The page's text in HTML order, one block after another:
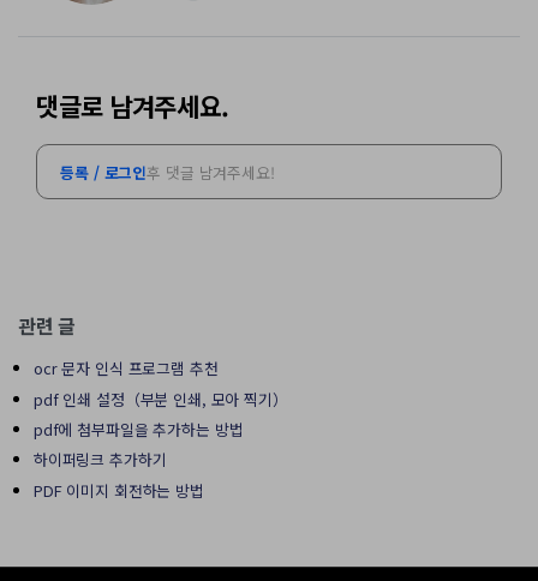
댓글로 남겨주세요.
등록 / 로그인후 댓글 남겨주세요!
관련 글
ocr 문자 인식 프로그램 추천
pdf 인쇄 설정（부분 인쇄, 모아 찍기）
pdf에 첨부파일을 추가하는 방법
하이퍼링크 추가하기
PDF 이미지 회전하는 방법